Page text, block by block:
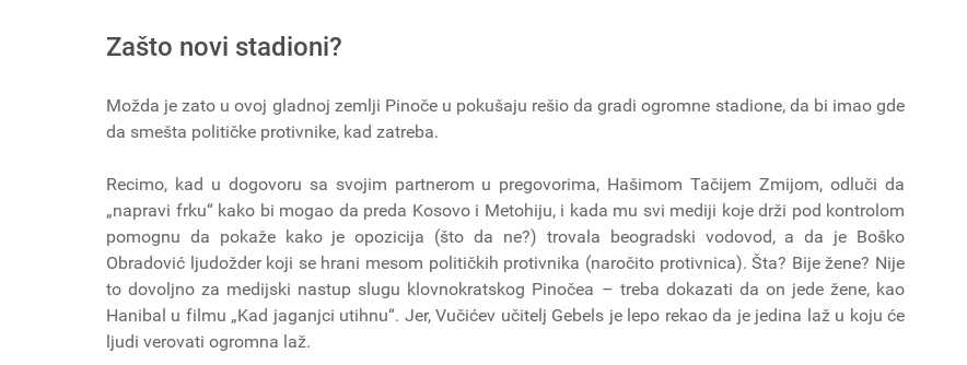
Zašto novi stadioni?
Možda je zato u ovoj gladnoj zemlji Pinoče u pokušaju rešio da gradi ogromne stadione, da bi imao gde
da smešta političke protivnike, kad zatreba.
Recimo, kad u dogovoru sa svojim partnerom u pregovorima, Hašimom Tačijem Zmijom, odluči da
„napravi frku“ kako bi mogao da preda Kosovo i Metohiju, i kada mu svi mediji koje drži pod kontrolom
pomognu da pokaže kako je opozicija (što da ne?) trovala beogradski vodovod, a da je Boško
Obradović ljudožder koji se hrani mesom političkih protivnika (naročito protivnica). Šta? Bije žene? Nije
to dovoljno za medijski nastup slugu klovnokratskog Pinočea – treba dokazati da on jede žene, kao
Hanibal u filmu „Kad jaganjci utihnu“. Jer, Vučićev učitelj Gebels je lepo rekao da je jedina laž u koju će
ljudi verovati ogromna laž.